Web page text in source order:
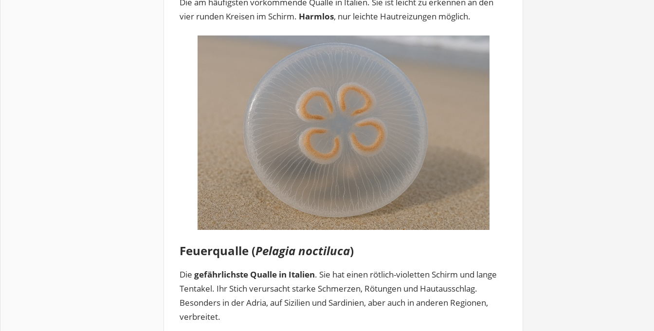
vier runden Kreisen im Schirm. Harmlos, nur leichte Hautreizungen möglich.
Feuerqualle (Pelagia noctiluca)
Die gefährlichste Qualle in Italien. Sie hat einen rötlich-violetten Schirm und lange
Tentakel. Ihr Stich verursacht starke Schmerzen, Rötungen und Hautausschlag.
Besonders in der Adria, auf Sizilien und Sardinien, aber auch in anderen Regionen,
verbreitet.